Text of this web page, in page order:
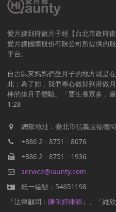
愛月嫂到府做月子經【台北市政府
愛月嫂國際股份有限公司所提供的
平台。
自古以來媽媽們坐月子的地方就是
此；為了妳，我們專心做好到府做
棒的坐月子體驗。「要生養眾多，
1:28
總部地址：臺北市信義區福德
+886 2 - 8751 - 8076
+886 2 - 8751 - 1936
service@iaunty.com
統一編號：54651198
「法律顧問： 陳俐婷律師 」、「維